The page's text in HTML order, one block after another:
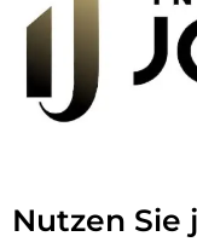
Nutzen Sie